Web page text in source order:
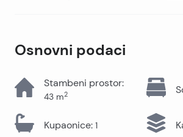
Osnovni podaci
Stambeni prostor:
43 m2
Kupaonice: 1